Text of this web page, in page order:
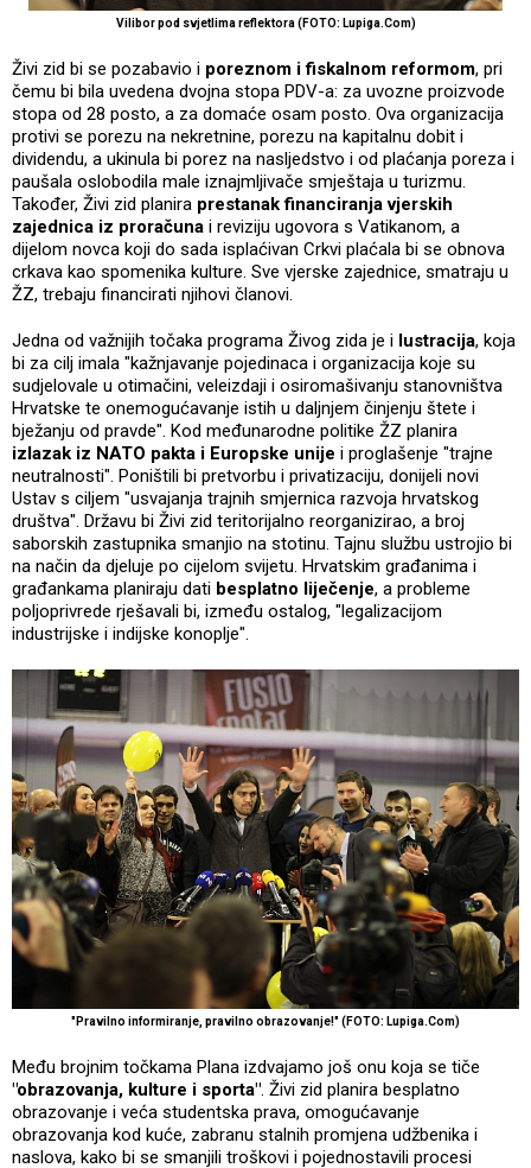
Vilibor pod svjetlima reflektora (FOTO: Lupiga.Com)
Živi zid bi se pozabavio i poreznom i fiskalnom reformom, pri
čemu bi bila uvedena dvojna stopa PDV-a: za uvozne proizvode
stopa od 28 posto, a za domaće osam posto. Ova organizacija
protivi se porezu na nekretnine, porezu na kapitalnu dobit i
dividendu, a ukinula bi porez na nasljedstvo i od plaćanja poreza i
paušala oslobodila male iznajmljivače smještaja u turizmu.
Također, Živi zid planira prestanak financiranja vjerskih
zajednica iz proračuna i reviziju ugovora s Vatikanom, a
dijelom novca koji do sada isplaćivan Crkvi plaćala bi se obnova
crkava kao spomenika kulture. Sve vjerske zajednice, smatraju u
ŽZ, trebaju financirati njihovi članovi.
Jedna od važnijih točaka programa Živog zida je i lustracija, koja
bi za cilj imala "kažnjavanje pojedinaca i organizacija koje su
sudjelovale u otimačini, veleizdaji i osiromašivanju stanovništva
Hrvatske te onemogućavanje istih u daljnjem činjenju štete i
bježanju od pravde". Kod međunarodne politike ŽZ planira
izlazak iz NATO pakta i Europske unije i proglašenje "trajne
neutralnosti". Poništili bi pretvorbu i privatizaciju, donijeli novi
Ustav s ciljem "usvajanja trajnih smjernica razvoja hrvatskog
društva". Državu bi Živi zid teritorijalno reorganizirao, a broj
saborskih zastupnika smanjio na stotinu. Tajnu službu ustrojio bi
na način da djeluje po cijelom svijetu. Hrvatskim građanima i
građankama planiraju dati besplatno liječenje, a probleme
poljoprivrede rješavali bi, između ostalog, "legalizacijom
industrijske i indijske konoplje".
"Pravilno informiranje, pravilno obrazovanje!" (FOTO: Lupiga.Com)
Među brojnim točkama Plana izdvajamo još onu koja se tiče
"obrazovanja, kulture i sporta". Živi zid planira besplatno
obrazovanje i veća studentska prava, omogućavanje
obrazovanja kod kuće, zabranu stalnih promjena udžbenika i
naslova, kako bi se smanjili troškovi i pojednostavili procesi